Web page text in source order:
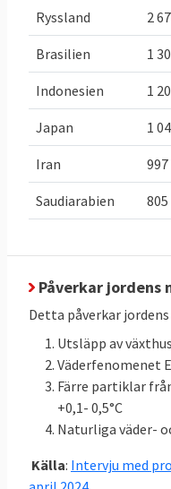
jmf. 2005
(ESR) då
Sverige
släppte ut
42,2 Mt
Öka inlagring
av
växthusgaser
mark med
3,955 Mt
2
jämfört med
2016-2018:
(LULUCF)
Mt
Klicka på
källan. MtCO2e
Ryssland 2
Brasilien 1
Indonesien 1
Japan 1
Iran 997
Saudiarabien 805
Påverkar
Detta påverkar
Utsläpp av
Väderfenomenet
Färre partiklar
+0,1- 0,5°C
Naturliga väder-
Källa: Intervju med